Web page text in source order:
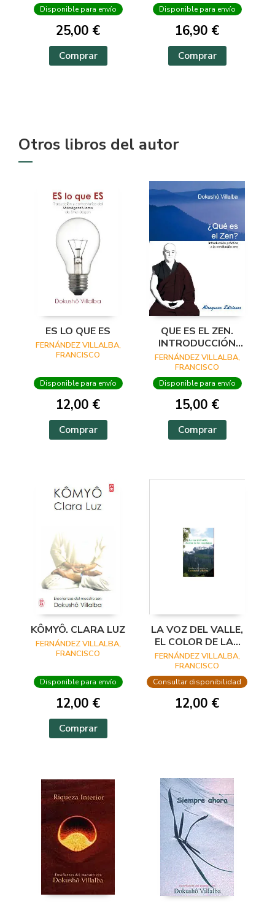
Disponible para envío
25,00 €
Comprar
Disponible para envío
16,90 €
Comprar
Otros libros del autor
ES LO QUE ES
FERNÁNDEZ VILLALBA,
FRANCISCO
Disponible para envío
12,00 €
Comprar
QUE ES EL ZEN.
INTRODUCCIÓN
PRÁCTICA A LA
MEDITACIÓN ZEN
FERNÁNDEZ VILLALBA,
FRANCISCO
Disponible para envío
15,00 €
Comprar
KÔMYÔ. CLARA LUZ
FERNÁNDEZ VILLALBA,
FRANCISCO
Disponible para envío
12,00 €
Comprar
LA VOZ DEL VALLE,
EL COLOR DE LAS
MONTAÑAS
FERNÁNDEZ VILLALBA,
FRANCISCO
Consultar disponibilidad
12,00 €